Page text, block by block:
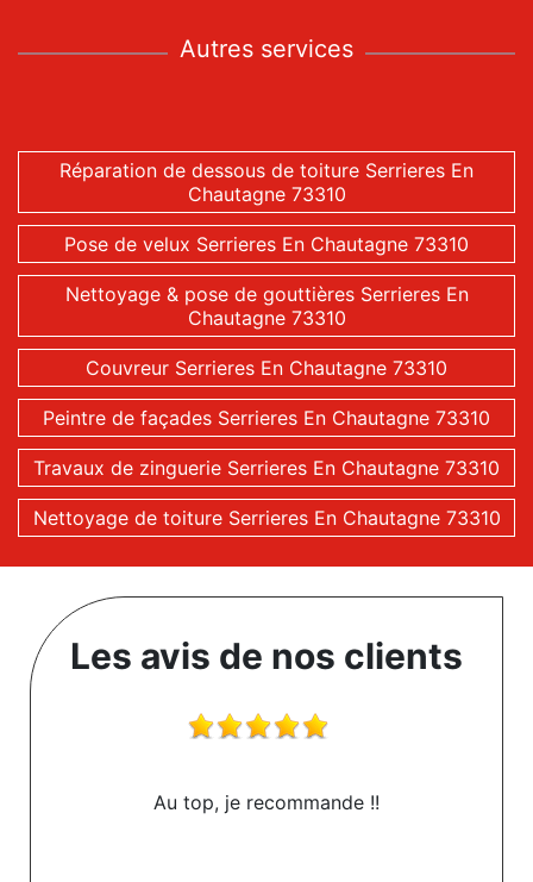
Autres services
Réparation de dessous de toiture Serrieres En
Chautagne 73310
Pose de velux Serrieres En Chautagne 73310
Nettoyage & pose de gouttières Serrieres En
Chautagne 73310
Couvreur Serrieres En Chautagne 73310
Peintre de façades Serrieres En Chautagne 73310
Travaux de zinguerie Serrieres En Chautagne 73310
Nettoyage de toiture Serrieres En Chautagne 73310
Les avis de nos clients
Au top, je recommande !!